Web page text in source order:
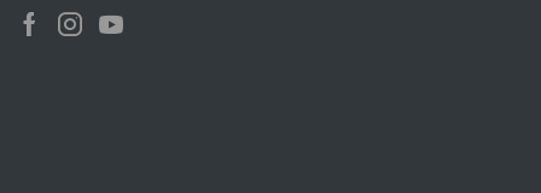
FacebookInstagramYoutube